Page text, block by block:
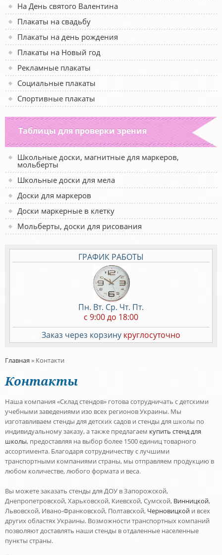
На День святого Валентина
Плакаты на свадьбу
Плакаты на день рождения
Плакаты на Новый год
Рекламные плакаты
Социальные плакаты
Спортивные плакаты
Таблицы для проверки зрения
Школьные доски, магнитные для маркеров,
мольберты
Школьные доски для мела
Доски для маркеров
Доски маркерные в клетку
Мольберты, доски для рисования
ГРАФИК РАБОТЫ
Пн. Вт. Ср. Чт. Пт.
c 9:00 до 18:00
Заказ через корзину круглосуточно
Главная » Контакти
Контакты
Наша компания «Склад стендов» готова сотрудничать с детскими
учебными заведениями изо всех регионов Украины. Мы
изготавливаем стенды для детских садов и стенды для школы по
индивидуальному заказу, а также предлагаем купить стенд для
школы, предоставляя на выбор более 1500 единиц товарного
ассортимента. Благодаря сотрудничеству с лучшими
транспортными компаниями страны, мы отправляем продукцию в
любом количестве, любого формата и веса.
Вы можете заказать стенды для ДОУ в Запорожской,
Днепропетровской, Харьковской, Киевской, Сумской, Винницкой,
Львовской, Ивано-Франковской, Полтавской, Черновицкой и всех
других областях Украины. Возможности транспортных компаний
позволяют доставлять наши стенды в отдаленные населенные
пункты страны.